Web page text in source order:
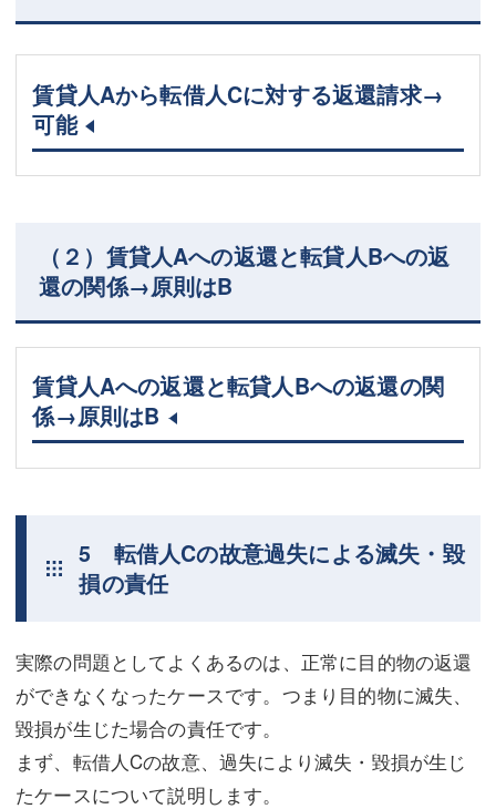
賃貸人Aから転借人Cに対する返還請求→
可能
（２）賃貸人Aへの返還と転貸人Bへの返
還の関係→原則はB
賃貸人Aへの返還と転貸人Bへの返還の関
係→原則はB
5 転借人Cの故意過失による滅失・毀
損の責任
実際の問題としてよくあるのは、正常に目的物の返還
ができなくなったケースです。つまり目的物に滅失、
毀損が生じた場合の責任です。
まず、転借人Cの故意、過失により滅失・毀損が生じ
たケースについて説明します。